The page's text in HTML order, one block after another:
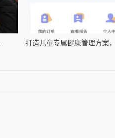
打造儿童专属健康管理方案